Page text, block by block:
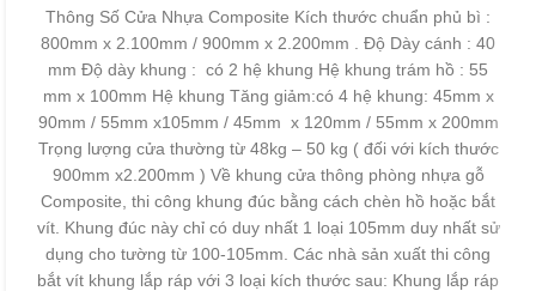
Thông Số Cửa Nhựa Composite Kích thước chuẩn phủ bì :
800mm x 2.100mm / 900mm x 2.200mm . Độ Dày cánh : 40
mm Độ dày khung : có 2 hệ khung Hệ khung trám hồ : 55
mm x 100mm Hệ khung Tăng giảm:có 4 hệ khung: 45mm x
90mm / 55mm x105mm / 45mm x 120mm / 55mm x 200mm
Trọng lượng cửa thường từ 48kg – 50 kg ( đối với kích thước
900mm x2.200mm ) Về khung cửa thông phòng nhựa gỗ
Composite, thi công khung đúc bằng cách chèn hồ hoặc bắt
vít. Khung đúc này chỉ có duy nhất 1 loại 105mm duy nhất sử
dụng cho tường từ 100-105mm. Các nhà sản xuất thi công
bắt vít khung lắp ráp với 3 loại kích thước sau: Khung lắp ráp